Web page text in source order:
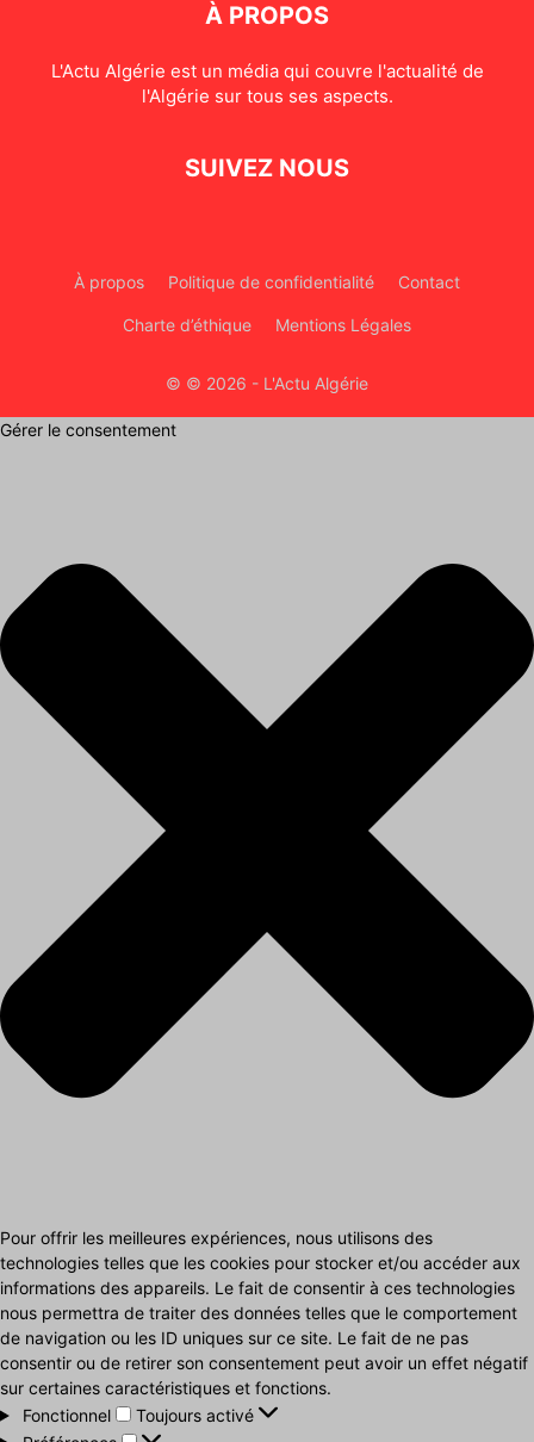
À PROPOS
L'Actu Algérie est un média qui couvre l'actualité de
l'Algérie sur tous ses aspects.
SUIVEZ NOUS
À propos Politique de confidentialité Contact
Charte d’éthique Mentions Légales
© © 2026 - L'Actu Algérie
Gérer le consentement
Pour offrir les meilleures expériences, nous utilisons des
technologies telles que les cookies pour stocker et/ou accéder aux
informations des appareils. Le fait de consentir à ces technologies
nous permettra de traiter des données telles que le comportement
de navigation ou les ID uniques sur ce site. Le fait de ne pas
consentir ou de retirer son consentement peut avoir un effet négatif
sur certaines caractéristiques et fonctions.
Fonctionnel
Fonctionnel
Toujours activé